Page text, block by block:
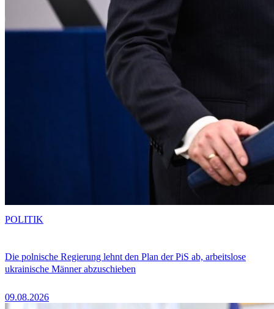
Die polnische Regierung lehnt den Plan der PiS ab, arbeitslose
ukrainische Männer abzuschieben
09.08.2026
POLITIK